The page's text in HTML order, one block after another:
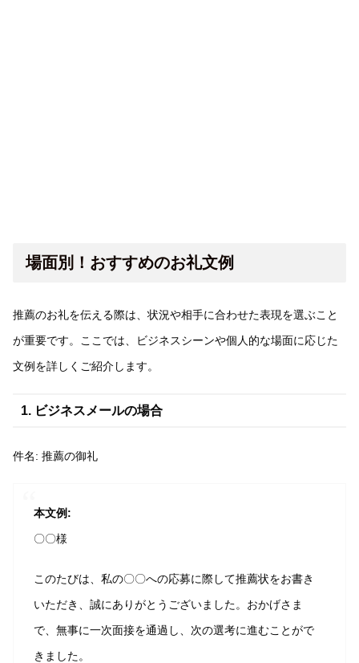
場面別！おすすめのお礼文例
推薦のお礼を伝える際は、状況や相手に合わせた表現を選ぶこと
が重要です。ここでは、ビジネスシーンや個人的な場面に応じた
文例を詳しくご紹介します。
1. ビジネスメールの場合
件名: 推薦の御礼
本文例:
〇〇様
このたびは、私の〇〇への応募に際して推薦状をお書き
いただき、誠にありがとうございました。おかげさま
で、無事に一次面接を通過し、次の選考に進むことがで
きました。